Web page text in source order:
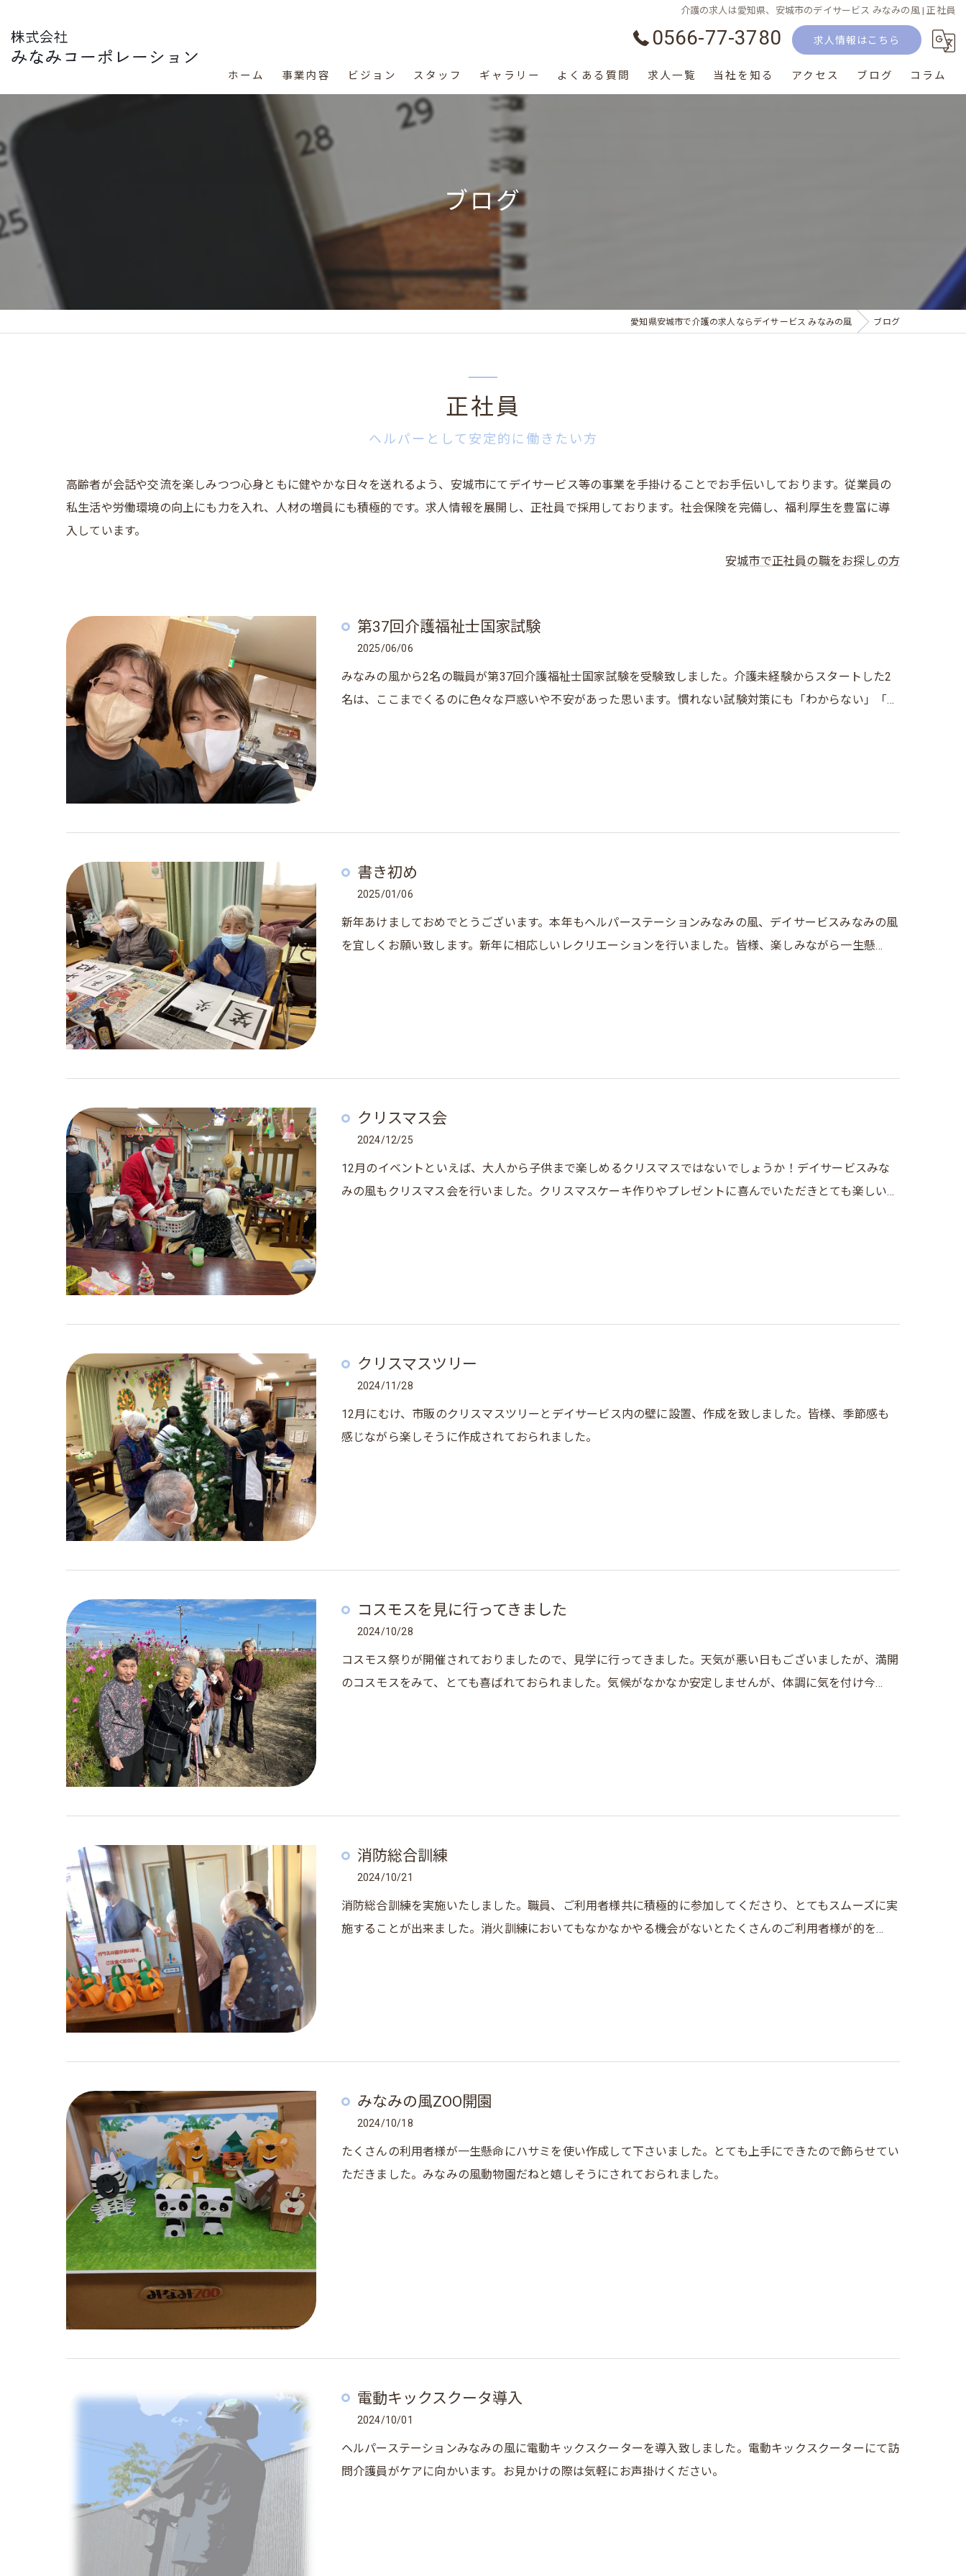
介護の求人は愛知県、安城市のデイサービス みなみの風 | 正社員
0566-77-3780 求人情報はこちら
ホーム 事業内容 ビジョン スタッフ ギャラリー よくある質問 求人一覧 当社を知る アクセス ブログ コラム
ブログ
愛知県安城市で介護の求人ならデイサービス みなみの風 ブログ
正社員
ヘルパーとして安定的に働きたい方
高齢者が会話や交流を楽しみつつ心身ともに健やかな日々を送れるよう、安城市にてデイサービス等の事業を手掛けることでお手伝いしております。従業員の
私生活や労働環境の向上にも力を入れ、人材の増員にも積極的です。求人情報を展開し、正社員で採用しております。社会保険を完備し、福利厚生を豊富に導
入しています。
安城市で正社員の職をお探しの方
第37回介護福祉士国家試験
2025/06/06
みなみの風から2名の職員が第37回介護福祉士国家試験を受験致しました。介護未経験からスタートした2
名は、ここまでくるのに色々な戸惑いや不安があった思います。慣れない試験対策にも「わからない」「…
書き初め
2025/01/06
新年あけましておめでとうございます。本年もヘルパーステーションみなみの風、デイサービスみなみの風
を宜しくお願い致します。新年に相応しいレクリエーションを行いました。皆様、楽しみながら一生懸…
クリスマス会
2024/12/25
12月のイベントといえば、大人から子供まで楽しめるクリスマスではないでしょうか！デイサービスみな
みの風もクリスマス会を行いました。クリスマスケーキ作りやプレゼントに喜んでいただきとても楽しい…
クリスマスツリー
2024/11/28
12月にむけ、市販のクリスマスツリーとデイサービス内の壁に設置、作成を致しました。皆様、季節感も
感じながら楽しそうに作成されておられました。
コスモスを見に行ってきました
2024/10/28
コスモス祭りが開催されておりましたので、見学に行ってきました。天気が悪い日もございましたが、満開
のコスモスをみて、とても喜ばれておられました。気候がなかなか安定しませんが、体調に気を付け今…
消防総合訓練
2024/10/21
消防総合訓練を実施いたしました。職員、ご利用者様共に積極的に参加してくださり、とてもスムーズに実
施することが出来ました。消火訓練においてもなかなかやる機会がないとたくさんのご利用者様が的を…
みなみの風ZOO開園
2024/10/18
たくさんの利用者様が一生懸命にハサミを使い作成して下さいました。とても上手にできたので飾らせてい
ただきました。みなみの風動物園だねと嬉しそうにされておられました。
電動キックスクータ導入
2024/10/01
ヘルパーステーションみなみの風に電動キックスクーターを導入致しました。電動キックスクーターにて訪
問介護員がケアに向かいます。お見かけの際は気軽にお声掛けください。